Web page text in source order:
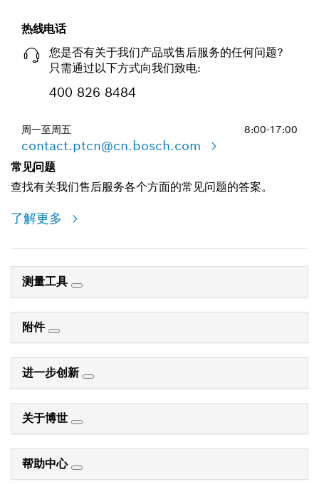
热线电话
您是否有关于我们产品或售后服务的任何问题?
只需通过以下方式向我们致电:
400 826 8484
周一至周五 8:00-17:00
contact.ptcn@cn.bosch.com
常见问题
查找有关我们售后服务各个方面的常见问题的答案。
了解更多
测量工具
附件
进一步创新
关于博世
帮助中心